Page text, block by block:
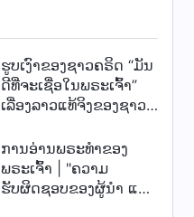
ຮູບເງົາຂອງຊາວຄຣິດ “ມັນ
ດີທີ່ຈະເຊື່ອໃນພຣະເຈົ້າ”
ເລື່ອງລາວແທ້ຈິງຂອງຊາວ
ພຣະເຈົ້າ
ການອ່ານພຣະທຳຂອງ
ພຣະເຈົ້າ | "ຄວາມ
ຮັບຜິດຊອບຂອງຜູ້ນໍາ ແລະ